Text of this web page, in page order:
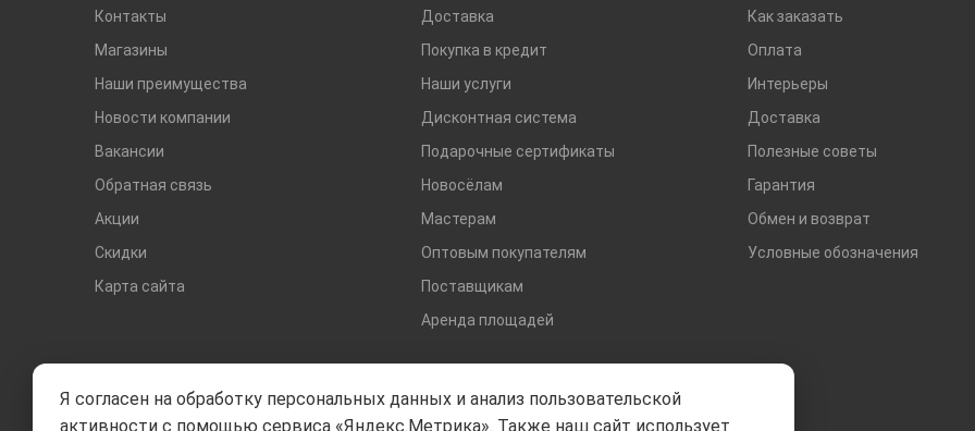
Контакты
Магазины
Наши преимущества
Новости компании
Вакансии
Обратная связь
Акции
Скидки
Карта сайта
Доставка
Покупка в кредит
Наши услуги
Дисконтная система
Подарочные сертификаты
Новосёлам
Мастерам
Оптовым покупателям
Поставщикам
Аренда площадей
Как заказать
Оплата
Интерьеры
Доставка
Полезные советы
Гарантия
Обмен и возврат
Условные обозначения
Я согласен на обработку персональных данных и анализ пользовательской
активности с помощью сервиса «Яндекс.Метрика». Также наш сайт использует